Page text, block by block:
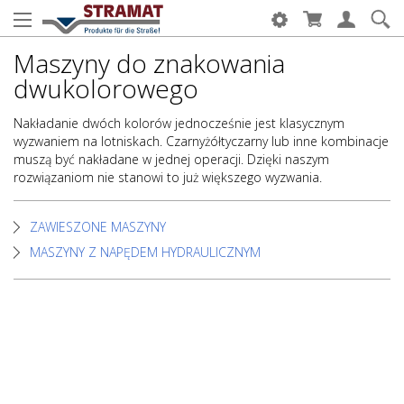
Maszyny do znakowania
dwukolorowego
Nakładanie dwóch kolorów jednocześnie jest klasycznym
wyzwaniem na lotniskach. Czarnyżółtyczarny lub inne kombinacje
muszą być nakładane w jednej operacji. Dzięki naszym
rozwiązaniom nie stanowi to już większego wyzwania.
ZAWIESZONE MASZYNY
MASZYNY Z NAPĘDEM HYDRAULICZNYM